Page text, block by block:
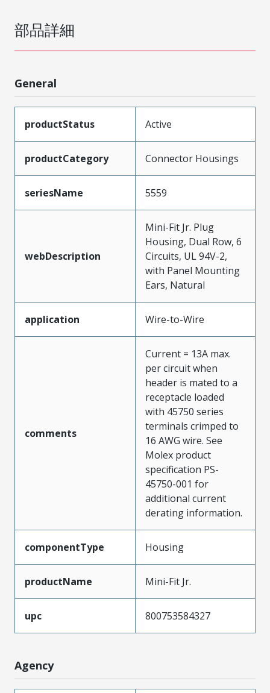
部品詳細
General
productStatus Active
productCategory Connector Housings
seriesName 5559
webDescription
Mini-Fit Jr. Plug
Housing, Dual Row, 6
Circuits, UL 94V-2,
with Panel Mounting
Ears, Natural
application Wire-to-Wire
comments
Current = 13A max.
per circuit when
header is mated to a
receptacle loaded
with 45750 series
terminals crimped to
16 AWG wire. See
Molex product
specification PS-
45750-001 for
additional current
derating information.
componentType Housing
productName Mini-Fit Jr.
upc 800753584327
Agency